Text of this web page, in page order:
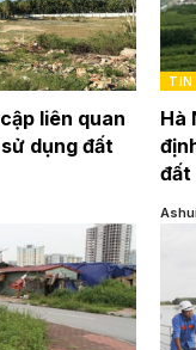
liên quan
dụng đất
TIN
Hà
đất